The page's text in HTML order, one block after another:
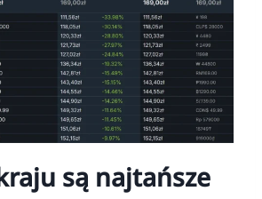
są najtańsze